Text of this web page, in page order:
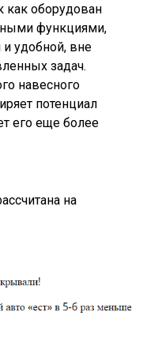
оборудован
функциями,
удобной, вне
задач.
навесного
потенциал
его еще более
на